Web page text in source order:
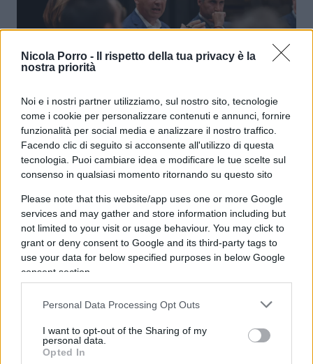
Nicola Porro -
Il rispetto della tua privacy è la
nostra priorità
Noi e i nostri partner utilizziamo, sul nostro sito, tecnologie
come i cookie per personalizzare contenuti e annunci, fornire
funzionalità per social media e analizzare il nostro traffico.
Facendo clic di seguito si acconsente all'utilizzo di questa
tecnologia. Puoi cambiare idea e modificare le tue scelte sul
consenso in qualsiasi momento ritornando su questo sito
Please note that this website/app uses one or more Google
services and may gather and store information including but
not limited to your visit or usage behaviour. You may click to
grant or deny consent to Google and its third-party tags to
use your data for below specified purposes in below Google
consent section.
Personal Data Processing Opt Outs
I want to opt-out of the Sharing of my
personal data.
Opted In
“Ecco come portiamo internet
veloce nella casa di tutti gli italiani”
diMarco Baronti